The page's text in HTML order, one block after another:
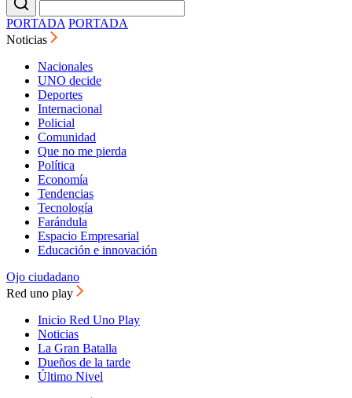
PORTADA PORTADA
Noticias
Nacionales
UNO decide
Deportes
Internacional
Policial
Comunidad
Que no me pierda
Política
Economía
Tendencias
Tecnología
Farándula
Espacio Empresarial
Educación e innovación
Ojo ciudadano
Red uno play
Inicio Red Uno Play
Noticias
La Gran Batalla
Dueños de la tarde
Último Nivel